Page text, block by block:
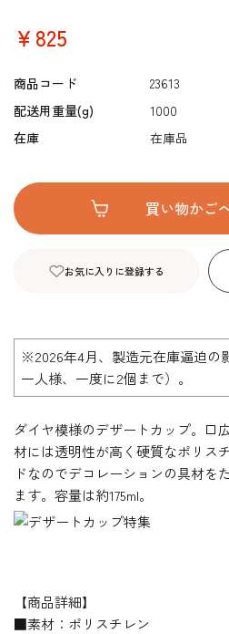
￥825
商品コード
23613
配送用重量(g)
1000
在庫
在庫品
お気に入りに登録する
※2026年4月、製造元在庫逼迫の
一人様、一度に2個まで）。
ダイヤ模様のデザートカップ。口
材には透明性が高く硬質なポリス
ドなのでデコレーションの具材を
ます。容量は約175ml。
【商品詳細】
■素材：ポリスチレン